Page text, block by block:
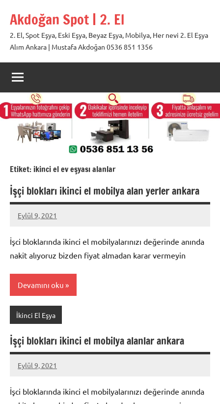
geçAkdoğan Spot | 2. El
2. El, Spot Eşya, Eski Eşya, Beyaz Eşya, Mobilya, Her nevi 2. El Eşya
Alım Ankara | Mustafa Akdoğan 0536 851 1356
Etiket: ikinci el ev eşyası alanlar
İşçi blokları ikinci el mobilya alan yerler ankara
Eylül 9, 2021
Mustafa
İşci bloklarında ikinci el mobilyalarınızı değerinde anında
nakit alıyoruz bizden fiyat almadan karar vermeyin
Devamını oku
İkinci El Eşya
İşçi blokları ikinci el mobilya alanlar ankara
Eylül 9, 2021
Mustafa
İşci bloklarında ikinci el mobilyalarınızı değerinde anında